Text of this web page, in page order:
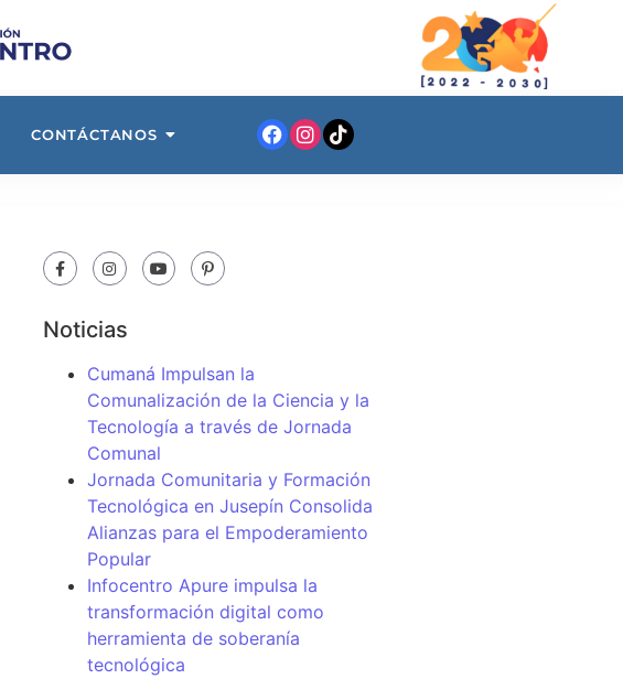
CONTÁCTANOS
Noticias
Cumaná Impulsan la
Comunalización de la Ciencia y la
Tecnología a través de Jornada
Comunal
Jornada Comunitaria y Formación
Tecnológica en Jusepín Consolida
Alianzas para el Empoderamiento
Popular
Infocentro Apure impulsa la
transformación digital como
herramienta de soberanía
tecnológica